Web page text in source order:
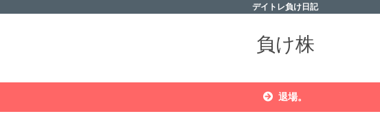
デイトレ負け日記
負け株
退場。